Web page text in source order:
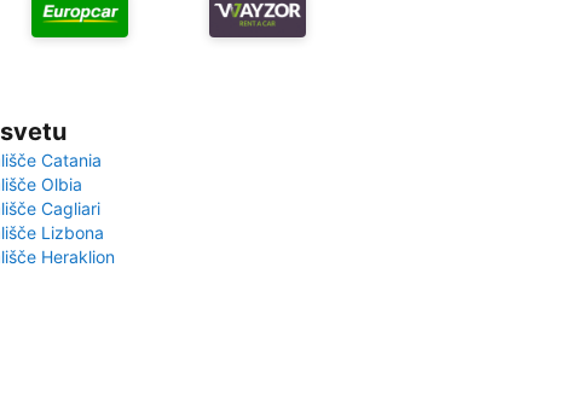
Catania
Olbia
Cagliari
Lizbona
Heraklion